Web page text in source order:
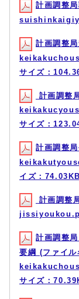
計画調整
計画調整
サイズ：
計画調整
サイズ：
計画調整
イズ：
計画調整
計画調整
要綱 (ファイル
サイズ：